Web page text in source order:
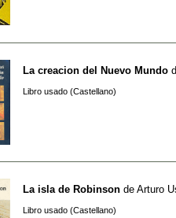
La creacion del Nuevo Mundo
Libro usado (Castellano)
La isla de Robinson de Arturo
Libro usado (Castellano)